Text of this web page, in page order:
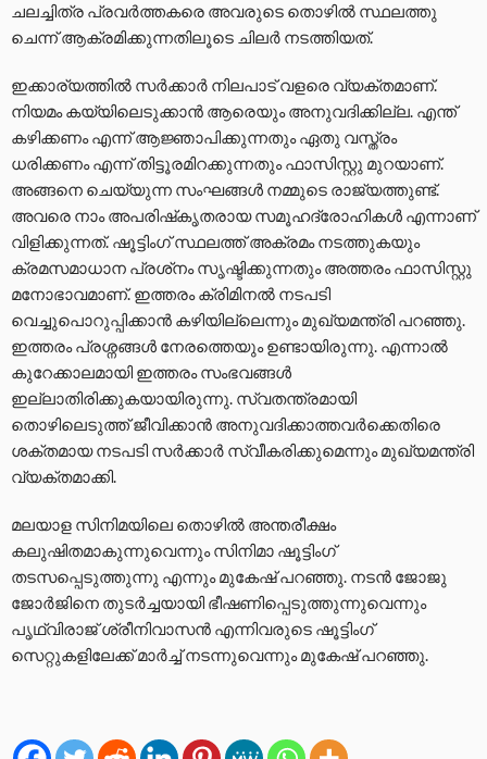
ചലച്ചിത്ര പ്രവര്‍ത്തകരെ അവരുടെ തൊഴില്‍ സ്ഥലത്തു
ചെന്ന് ആക്രമിക്കുന്നതിലൂടെ ചിലർ നടത്തിയത്.
ഇക്കാര്യത്തില്‍ സര്‍ക്കാര്‍ നിലപാട് വളരെ വ്യക്തമാണ്.
നിയമം കയ്യിലെടുക്കാന്‍ ആരെയും അനുവദിക്കില്ല. എന്ത്
കഴിക്കണം എന്ന് ആജ്ഞാപിക്കുന്നതും ഏതു വസ്ത്രം
ധരിക്കണം എന്ന് തിട്ടൂരമിറക്കുന്നതും ഫാസിസ്റ്റു മുറയാണ്.
അങ്ങനെ ചെയ്യുന്ന സംഘങ്ങള്‍ നമ്മുടെ രാജ്യത്തുണ്ട്.
അവരെ നാം അപരിഷ്‌കൃതരായ സമൂഹദ്രോഹികള്‍ എന്നാണ്
വിളിക്കുന്നത്. ഷൂട്ടിംഗ് സ്ഥലത്ത് അക്രമം നടത്തുകയും
ക്രമസമാധാന പ്രശ്‌നം സൃഷ്ടിക്കുന്നതും അത്തരം ഫാസിസ്റ്റു
മനോഭാവമാണ്. ഇത്തരം ക്രിമിനല്‍ നടപടി
വെച്ചുപൊറുപ്പിക്കാന്‍ കഴിയില്ലെന്നും മുഖ്യമന്ത്രി പറഞ്ഞു.
ഇത്തരം പ്രശ്നങ്ങൾ നേരത്തെയും ഉണ്ടായിരുന്നു. എന്നാൽ
കുറേക്കാലമായി ഇത്തരം സംഭവങ്ങള്‍
ഇല്ലാതിരിക്കുകയായിരുന്നു. സ്വതന്ത്രമായി
തൊഴിലെടുത്ത് ജീവിക്കാന്‍ അനുവദിക്കാത്തവർക്കെതിരെ
ശക്തമായ നടപടി സർക്കാർ സ്വീകരിക്കുമെന്നും മുഖ്യമന്ത്രി
വ്യക്തമാക്കി.
മലയാള സിനിമയിലെ തൊഴിൽ അന്തരീക്ഷം
കലുഷിതമാകുന്നുവെന്നും സിനിമാ ഷൂട്ടിംഗ്
തടസപ്പെടുത്തുന്നു എന്നും മുകേഷ് പറഞ്ഞു. നടൻ ജോജു
ജോർജിനെ തുടർച്ചയായി ഭീഷണിപ്പെടുത്തുന്നുവെന്നും
പൃഥ്വിരാജ് ശ്രീനിവാസൻ എന്നിവരുടെ ഷൂട്ടിംഗ്
സെറ്റുകളിലേക്ക് മാർച്ച് നടന്നുവെന്നും മുകേഷ് പറഞ്ഞു.